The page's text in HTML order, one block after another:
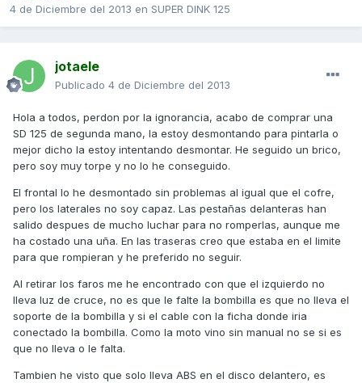
4 de Diciembre del 2013 en SUPER DINK 125
jotaele
Publicado 4 de Diciembre del 2013
Hola a todos, perdon por la ignorancia, acabo de comprar una
SD 125 de segunda mano, la estoy desmontando para pintarla o
mejor dicho la estoy intentando desmontar. He seguido un brico,
pero soy muy torpe y no lo he conseguido.
El frontal lo he desmontado sin problemas al igual que el cofre,
pero los laterales no soy capaz. Las pestañas delanteras han
salido despues de mucho luchar para no romperlas, aunque me
ha costado una uña. En las traseras creo que estaba en el limite
para que rompieran y he preferido no seguir.
Al retirar los faros me he encontrado con que el izquierdo no
lleva luz de cruce, no es que le falte la bombilla es que no lleva el
soporte de la bombilla y si el cable con la ficha donde iria
conectado la bombilla. Como la moto vino sin manual no se si es
que no lleva o le falta.
Tambien he visto que solo lleva ABS en el disco delantero, es